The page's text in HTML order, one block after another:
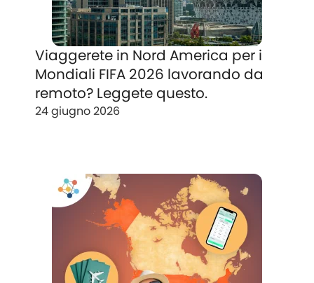
Viaggerete in Nord America per i
Mondiali FIFA 2026 lavorando da
remoto? Leggete questo.
24 giugno 2026